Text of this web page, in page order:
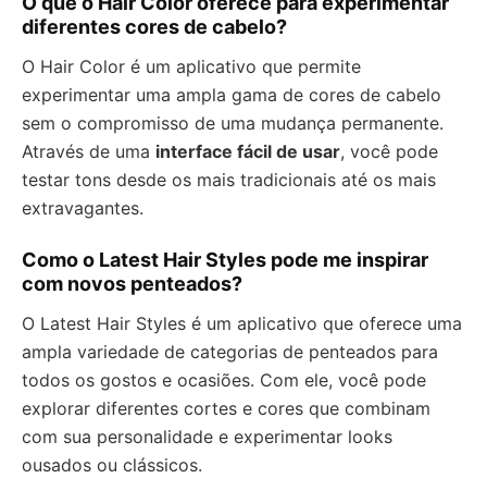
diferentes cores de cabelo?
O Hair Color é um aplicativo que permite
experimentar uma ampla gama de cores de cabelo
sem o compromisso de uma mudança permanente.
Através de uma interface fácil de usar, você pode
testar tons desde os mais tradicionais até os mais
extravagantes.
Como o Latest Hair Styles pode me inspirar
com novos penteados?
O Latest Hair Styles é um aplicativo que oferece uma
ampla variedade de categorias de penteados para
todos os gostos e ocasiões. Com ele, você pode
explorar diferentes cortes e cores que combinam
com sua personalidade e experimentar looks
ousados ou clássicos.